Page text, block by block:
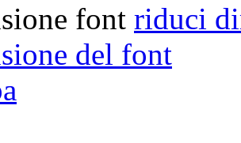
font riduci
del font